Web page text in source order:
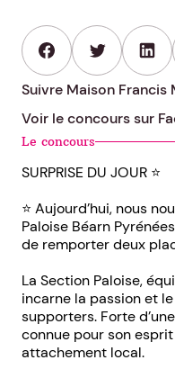
Suivre Maison Francis
Voir le concours sur
Le concours
SURPRISE DU JOUR ⭐️
⭐️ Aujourd’hui, nous
Paloise Béarn
de remporter deux
La Section Paloise,
incarne la passion et
supporters. Forte
connue pour son
attachement local.